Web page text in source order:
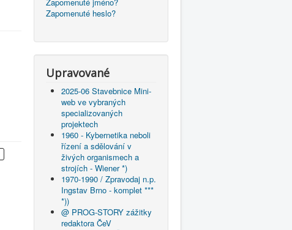
Zapomenuté heslo?
Upravované
2025-06 Stavebnice Mini-
web ve vybraných
specializovaných
projektech
1960 - Kybernetika neboli
řízení a sdělování v
živých organismech a
strojích - Wiener *)
1970-1990 / Zpravodaj n.p.
Ingstav Brno - komplet ***
*))
@ PROG-STORY zážitky
redaktora ČeV